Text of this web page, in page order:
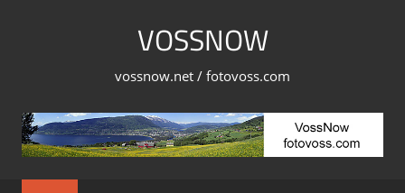
VOSSNOW
vossnow.net / fotovoss.com